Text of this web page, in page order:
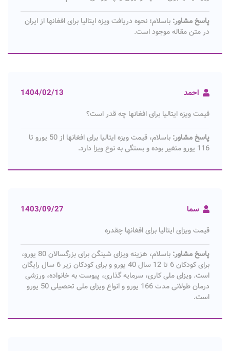
پاسخ مشاور: باسلام؛ نحوه دریافت ویزه ایتالیا برای افغانها از ایران
در متن مقاله موجود است.
احمد 1404/02/13
قیمت ویزه ایتالیا برای افغانها چه قدر است؟
پاسخ مشاور:
باسلام، قیمت ویزه ایتالیا برای افغانها از 50 یورو تا
116 یورو متغیر بوده و بستگی به نوع ویزا دارد.
سما 1403/09/27
قیمت ویزای ایتالیا برای افغانها چقدره
پاسخ مشاور:
باسلام، هزینه ویزای شینگن برای بزرگسالان 80 یورو،
برای کودکان 6 تا 12 سال 40 یورو و برای کودکان زیر 6 سال رایگان
است. ویزای ملی کاری، سرمایه گذاری، پیوست به خانواده، ورزشی
درمان طولانی مدت 166 یورو و انواع ویزای ملی تحصیلی 50 یورو
است.